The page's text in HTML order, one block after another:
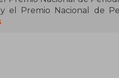
el Premio Nacional de
2020. Cronista e